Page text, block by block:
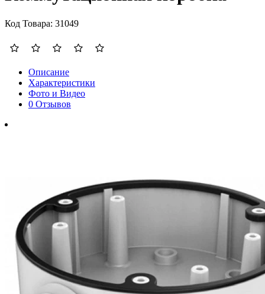
Код Товара: 31049
Описание
Характеристики
Фото и Видео
0 Отзывов